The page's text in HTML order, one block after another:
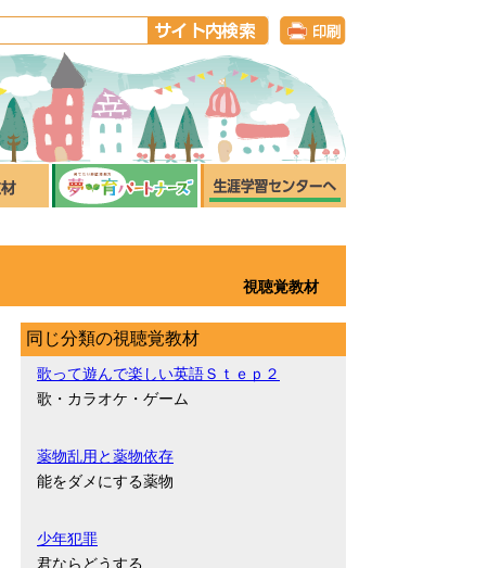
視聴覚教材
同じ分類の視聴覚教材
歌って遊んで楽しい英語Ｓｔｅｐ２
歌・カラオケ・ゲーム
薬物乱用と薬物依存
能をダメにする薬物
少年犯罪
君ならどうする